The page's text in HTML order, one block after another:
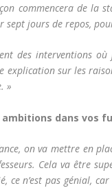
commencera de la
sept jours de repos,
des interventions
explication sur les
»
dans vos
on va mettre en
Cela va être
ce n’est pas génial,